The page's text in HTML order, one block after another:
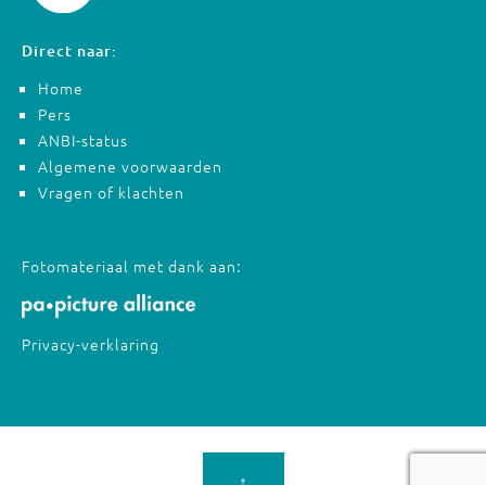
Direct naar:
Home
Pers
ANBI-status
Algemene voorwaarden
Vragen of klachten
Fotomateriaal met dank aan:
Privacy-verklaring